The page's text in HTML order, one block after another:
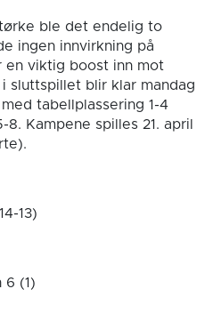
ble det endelig to
ingen innvirkning på
en viktig boost inn mot
sluttspillet blir klar mandag
tabellplassering 1-4
Kampene spilles 21. april
13)
6 (1)